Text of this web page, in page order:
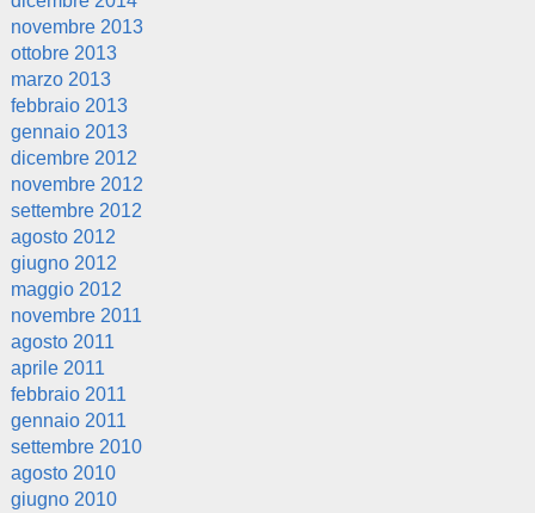
novembre 2013
ottobre 2013
marzo 2013
febbraio 2013
gennaio 2013
dicembre 2012
novembre 2012
settembre 2012
agosto 2012
giugno 2012
maggio 2012
novembre 2011
agosto 2011
aprile 2011
febbraio 2011
gennaio 2011
settembre 2010
agosto 2010
giugno 2010